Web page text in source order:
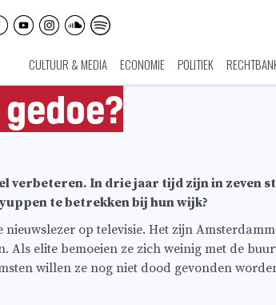
CULTUUR & MEDIA ECONOMIE POLITIEK
verbeteren. In drie jaar tijd zijn in zeven
te betrekken bij hun wijk?
op televisie. Het zijn
Als elite bemoeien ze zich weinig met de
willen ze nog niet dood gevonden